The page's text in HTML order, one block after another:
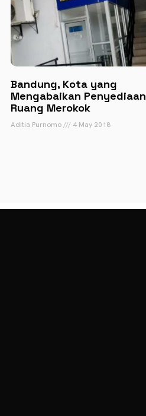
Bandung, Kota yang
Mengabaikan Penyediaan
Ruang Merokok
Aditia Purnomo 4 May 2018